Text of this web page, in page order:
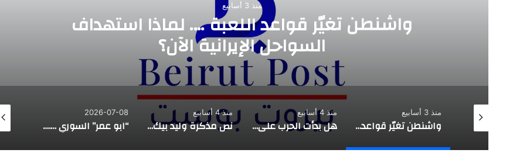
واشنطن تغيّر قواعد اللعبة …. لماذا استهداف
السواحل الإيرانية الآن؟
تقدير موقف استراتيجي |حزب الله يفتح النار على العهد …. بعبدا طرف واشنطن تغيّر قواعد اللعبة …. لماذا استهداف السواحل الإيرانية الآن؟ هل بدأت الحرب على وليد جنبلاط؟
منذ 4 أسابيع
نص مذكرة وليد بيك للمجلس المذهبي الدرزي
2026-07-08
“ابو عمر” السوري …. هذه المرة
2026-07-07